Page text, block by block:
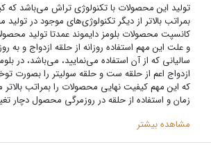
تولید این محصولات با تکنولوژی تراش می‌باشد که
بمراتب بالاتر از دیگر تکنولوژی‌های موجود در
کانسپت محصولات بلومز دایموند عمدتا تولید
و علت این مهم استفاده روزانه از حلقه ازدواج و به
سالیانی که از آن استفاده می‌نمایید، می‌باشد‌، در
ازدواج اعم از حلقه ست و حلقه سولیتر را بصورت
که این مهم کیفیت نهایی محصولات را بمراتب بالاتر
زمان و استفاده از حلقه در روزمرگی محصول دچار
مشاهده بیشتر